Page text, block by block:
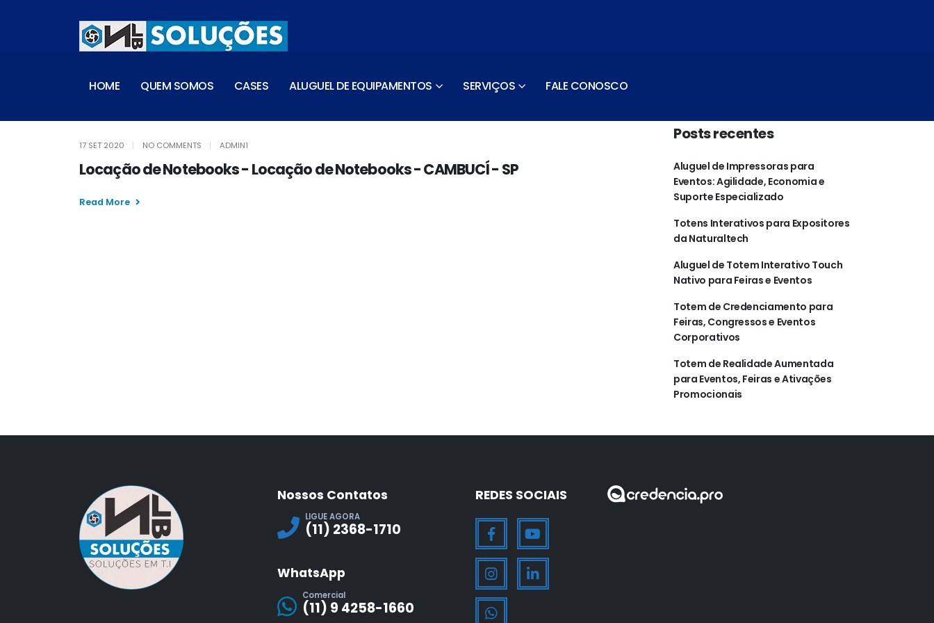
HOME QUEM SOMOS CASES ALUGUEL DE EQUIPAMENTOS SERVIÇOS FALE CONOSCO
17 SET 2020 NO COMMENTS ADMIN1
Locação de Notebooks - Locação de Notebooks - CAMBUCÍ - SP
Read More
Posts recentes
Aluguel de Impressoras para
Eventos: Agilidade, Economia e
Suporte Especializado
Totens Interativos para Expositores
da Naturaltech
Aluguel de Totem Interativo Touch
Nativo para Feiras e Eventos
Totem de Credenciamento para
Feiras, Congressos e Eventos
Corporativos
Totem de Realidade Aumentada
para Eventos, Feiras e Ativações
Promocionais
Nossos Contatos
LIGUE AGORA
(11) 2368-1710
WhatsApp
Comercial
(11) 9 4258-1660
REDES SOCIAIS